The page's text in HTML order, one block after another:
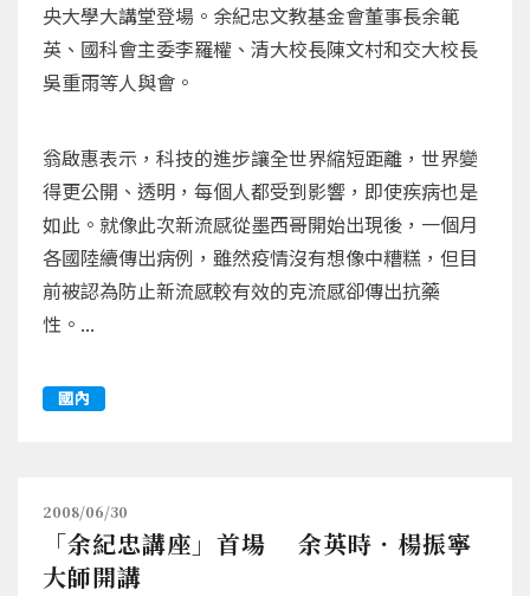
央大學大講堂登場。余紀忠文教基金會董事長余範
英、國科會主委李羅權、清大校長陳文村和交大校長
吳重雨等人與會。
翁啟惠表示，科技的進步讓全世界縮短距離，世界變
得更公開、透明，每個人都受到影響，即使疾病也是
如此。就像此次新流感從墨西哥開始出現後，一個月
各國陸續傳出病例，雖然疫情沒有想像中糟糕，但目
前被認為防止新流感較有效的克流感卻傳出抗藥
性。...
國內
2008/06/30
「余紀忠講座」首場 余英時．楊振寧
大師開講